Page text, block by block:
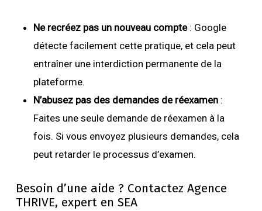
Ne recréez pas un nouveau compte: Google
détecte facilement cette pratique, et cela peut
entraîner une interdiction permanente de la
plateforme.
N’abusez pas des demandes de réexamen:
Faites une seule demande de réexamen à la
fois. Si vous envoyez plusieurs demandes, cela
peut retarder le processus d’examen.
Besoin d’une aide ? Contactez Agence
THRIVE, expert en SEA